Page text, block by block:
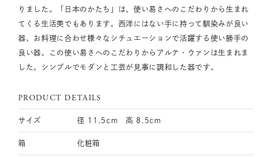
りました。「日本のかたち」は、使い易さへのこだわりから生まれ
てくる生活美でもあります。西洋にはない手に持って馴染みが良い
器、お料理に合わせ様々なシチュエーションで活躍する使い勝手の
良い器。この使い易さへのこだわりからアルテ・ウァンは生まれま
した。シンプルでモダンと工芸が見事に調和した器です。
PRODUCT DETAILS
サイズ 径 11.5cm 高 8.5cm
箱 化粧箱